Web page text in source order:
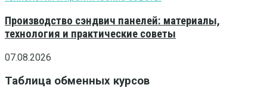
Производство сэндвич панелей: материалы,
технология и практические советы
07.08.2026
Таблица обменных курсов